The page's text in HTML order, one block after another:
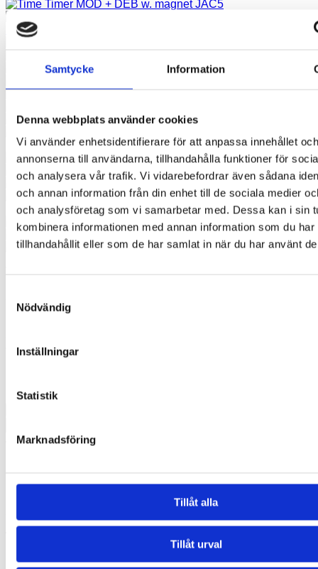
Samtycke Information
Denna webbplats använder cookies
Vi använder enhetsidentifierare för att anpassa innehållet och
annonserna till användarna, tillhandahålla funktioner för
och analysera vår trafik. Vi vidarebefordrar även sådana
och annan information från din enhet till de sociala medier
och analysföretag som vi samarbetar med. Dessa kan i sin
kombinera informationen med annan information som du har
tillhandahållit eller som de har samlat in när du har använt
Nödvändig
Inställningar
Statistik
Marknadsföring
Tillåt alla
Tillåt urval
och dagscheman i hem, skola och förskola. Klocka ingår ej.
whiteboard inkl. klocka
Dry
Erase
klocka)
Artikelnr:JAC5028M
Ytterligare information
Whiteboard till Time Timer MOD (Dry Erase Board) är en
magnetisk whiteboardtavla som gör det enkelt att planera
uppgifter, rutiner och aktiviteter visuellt i vardagen. Tavlan är